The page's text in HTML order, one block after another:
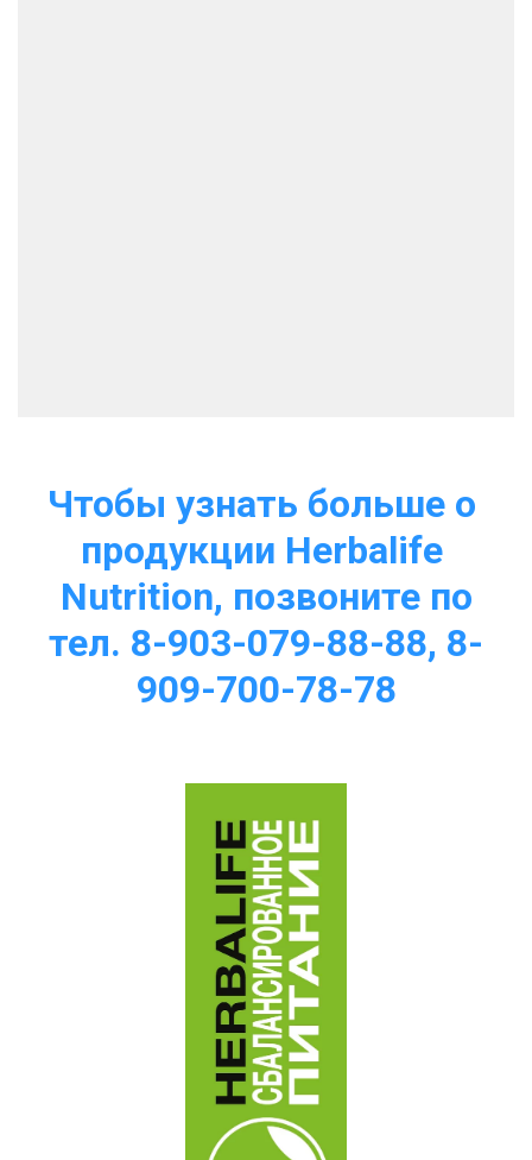
Чтобы узнать больше о
продукции Herbalife
Nutrition, позвоните по
тел. 8-903-079-88-88, 8-
909-700-78-78